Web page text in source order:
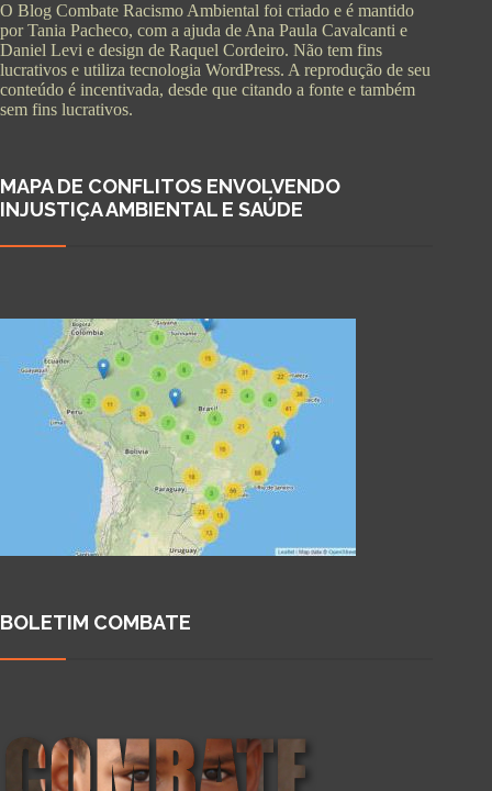
O Blog Combate Racismo Ambiental foi criado e é mantido
por Tania Pacheco, com a ajuda de Ana Paula Cavalcanti e
Daniel Levi e design de Raquel Cordeiro. Não tem fins
lucrativos e utiliza tecnologia WordPress. A reprodução de seu
conteúdo é incentivada, desde que citando a fonte e também
sem fins lucrativos.
MAPA DE CONFLITOS ENVOLVENDO
INJUSTIÇA AMBIENTAL E SAÚDE
BOLETIM COMBATE